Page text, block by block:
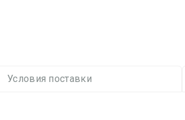
Условия поставки